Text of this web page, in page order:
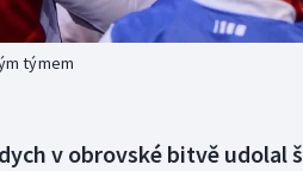
týmem
v obrovské bitvě udolal